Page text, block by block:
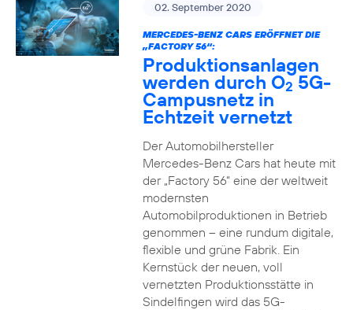
02. September 2020
MERCEDES-BENZ CARS ERÖFFNET DIE
„FACTORY 56“:
Produktionsanlagen
werden durch O25G-
Campusnetz in
Echtzeit vernetzt
Der Automobilhersteller
Mercedes-Benz Cars hat heute mit
der „Factory 56“ eine der weltweit
modernsten
Automobilproduktionen in Betrieb
genommen – eine rundum digitale,
flexible und grüne Fabrik. Ein
Kernstück der neuen, voll
vernetzten Produktionsstätte in
Sindelfingen wird das 5G-